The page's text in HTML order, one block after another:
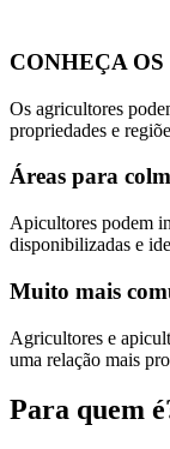
CONHEÇA
Os agricultores
propriedades e
Áreas para
Apicultores podem
disponibilizadas e
Muito mais
Agricultores e
uma relação mais
Para quem